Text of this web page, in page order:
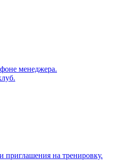
менеджера.
приглашения на тренировку.